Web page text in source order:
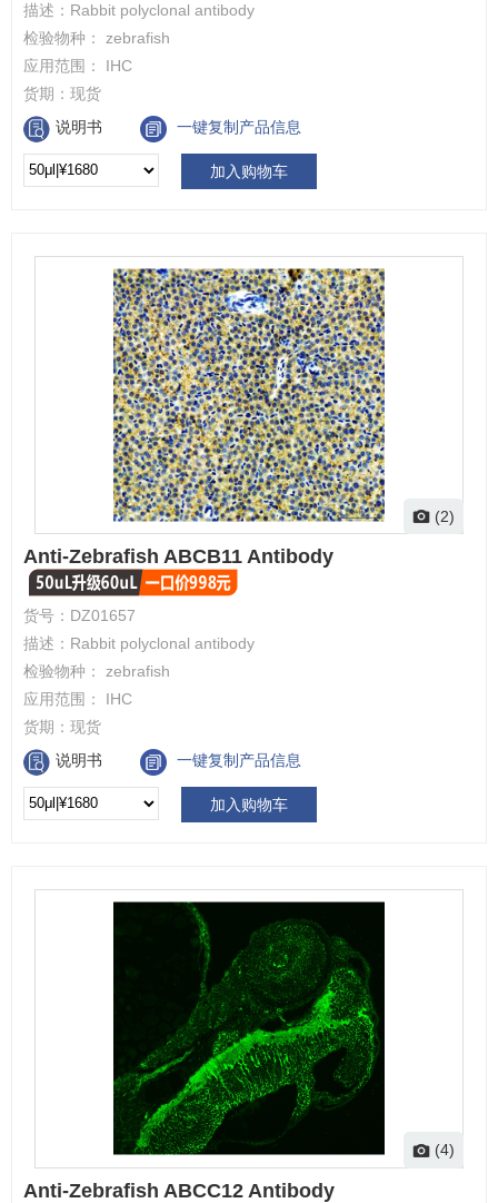
描述： Rabbit polyclonal antibody
检验物种： zebrafish
应用范围： IHC
货期： 现货
说明书
一键复制产品信息
加入购物车
(2)
Anti-Zebrafish ABCB11 Antibody
货号： DZ01657
描述： Rabbit polyclonal antibody
检验物种： zebrafish
应用范围： IHC
货期： 现货
说明书
一键复制产品信息
加入购物车
(4)
Anti-Zebrafish ABCC12 Antibody